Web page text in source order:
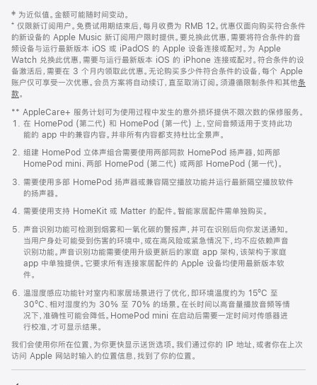
页
页
脚
注
‡ 为近似值。金额可能随时间变动。
⁺ 仅限新订阅用户。免费试用期结束后，每月收费为 RMB 12。优惠仅面向购买符合条件
的新设备的 Apple Music 新订阅用户限时提供。要兑换此优惠，需要将符合条件的音
频设备与运行最新版本 iOS 或 iPadOS 的 Apple 设备连接或配对。为 Apple
Watch 兑换此优惠，需要与运行最新版本 iOS 的 iPhone 连接或配对。符合条件的设
备激活后，需要在 3 个月内领取此优惠。无论购买多少件符合条件的设备，每个 Apple
账户仅可享受一次优惠。会员方案将自动续订，直至取消订阅。须遵循限制条件和其他条
款。
窗
口
中
打
开)
** AppleCare+ 服务计划可为使用过程中发生的意外损坏提供不限次数的保修服务。
在 HomePod (第二代) 和 HomePod (第一代) 上，空间音频适用于支持此功
能的 app 中的兼容内容。并非所有内容都支持杜比全景声。
组建 HomePod 立体声组合需要使用两部同款 HomePod 扬声器，如两部
HomePod mini、两部 HomePod (第二代) 或两部 HomePod (第一代)。
需要使用多部 HomePod 扬声器或兼容隔空播放功能并运行最新隔空播放软件
的扬声器。
需要使用支持 HomeKit 或 Matter 的配件。智能家居配件需单独购买。
声音识别功能可检测到烟雾和一氧化碳的警报声，并可在识别后向你发送通知。
当用户身处可能受到伤害的环境中，或在高风险或紧急情况下，均不应依赖声音
识别功能。声音识别功能需要使用升级更新后的家庭 app 架构，该架构于家庭
app 中单独提供。它要求所有连接家居配件的 Apple 设备均使用最新版本软
件。
温湿度感应功能针对室内和家居场景进行了优化，即环境温度约为 15ºC 至
30ºC、相对湿度约为 30% 至 70% 的场景。在长时间以高音量播放音频等情
况下，准确性可能会降低。HomePod mini 在启动后需要一定时间对传感器进
行校准，才可显示结果。
我们会使用你所在位置，为你更快显示送货选项。我们通过你的 IP 地址，或者你在上次
访问 Apple 网站时输入的位置信息，找到了你的位置。